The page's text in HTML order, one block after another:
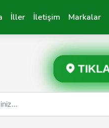
İller İletişim Markalar